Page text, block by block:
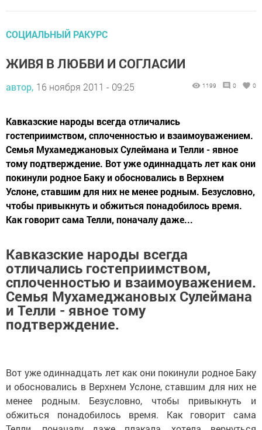
СОЦИАЛЬНЫЙ РАКУРС
ЖИВЯ В ЛЮБВИ И СОГЛАСИИ
автор, 16 ноября 2011 - 09:25 1199 0 0
Кавказские народы всегда отличались
гостеприимством, сплоченностью и взаимоуважением.
Семья Мухамеджановых Сулеймана и Телли - явное
тому подтверждение. Вот уже одиннадцать лет как они
покинули родное Баку и обосновались в Верхнем
Услоне, ставшим для них не менее родным. Безусловно,
чтобы привыкнуть и обжиться понадобилось время.
Как говорит сама Телли, поначалу даже...
Кавказские народы всегда
отличались гостеприимством,
сплоченностью и взаимоуважением.
Семья Мухамеджановых Сулеймана
и Телли - явное тому
подтверждение.
Вот уже одиннадцать лет как они покинули родное Баку
и обосновались в Верхнем Услоне, ставшим для них не
менее родным. Безусловно, чтобы привыкнуть и
обжиться понадобилось время. Как говорит сама